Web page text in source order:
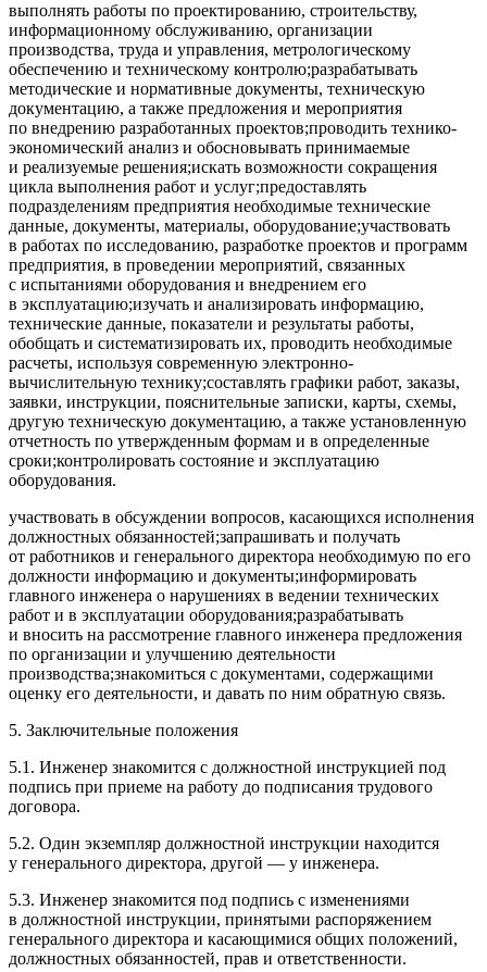
выполнять работы по проектированию, строительству,
информационному обслуживанию, организации
производства, труда и управления, метрологическому
обеспечению и техническому контролю;разрабатывать
методические и нормативные документы, техническую
документацию, а также предложения и мероприятия
по внедрению разработанных проектов;проводить технико-
экономический анализ и обосновывать принимаемые
и реализуемые решения;искать возможности сокращения
цикла выполнения работ и услуг;предоставлять
подразделениям предприятия необходимые технические
данные, документы, материалы, оборудование;участвовать
в работах по исследованию, разработке проектов и программ
предприятия, в проведении мероприятий, связанных
с испытаниями оборудования и внедрением его
в эксплуатацию;изучать и анализировать информацию,
технические данные, показатели и результаты работы,
обобщать и систематизировать их, проводить необходимые
расчеты, используя современную электронно-
вычислительную технику;составлять графики работ, заказы,
заявки, инструкции, пояснительные записки, карты, схемы,
другую техническую документацию, а также установленную
отчетность по утвержденным формам и в определенные
сроки;контролировать состояние и эксплуатацию
оборудования.
участвовать в обсуждении вопросов, касающихся исполнения
должностных обязанностей;запрашивать и получать
от работников и генерального директора необходимую по его
должности информацию и документы;информировать
главного инженера о нарушениях в ведении технических
работ и в эксплуатации оборудования;разрабатывать
и вносить на рассмотрение главного инженера предложения
по организации и улучшению деятельности
производства;знакомиться с документами, содержащими
оценку его деятельности, и давать по ним обратную связь.
5. Заключительные положения
5.1. Инженер знакомится с должностной инструкцией под
подпись при приеме на работу до подписания трудового
договора.
5.2. Один экземпляр должностной инструкции находится
у генерального директора, другой — у инженера.
5.3. Инженер знакомится под подпись с изменениями
в должностной инструкции, принятыми распоряжением
генерального директора и касающимися общих положений,
должностных обязанностей, прав и ответственности.